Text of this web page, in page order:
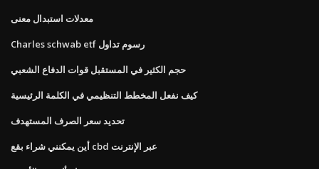
معدلات استبدال معنى
Charles schwab etf رسوم تداول
حجم الكثير في المستقبل قوات الدفاع الشعبي
كيف نفعل المخطط التنظيمي في الكلمة الرئيسية
تحديد سعر الصرف المستهدف
أين يمكنني شراء بقع cbd عبر الإنترنت